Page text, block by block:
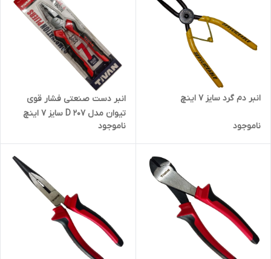
انبر دم گرد سایز 7 اینچ
ناموجود
انبر دست صنعتی فشار قوی
تیوان مدل D 207 سایز 7 اینچ
ناموجود